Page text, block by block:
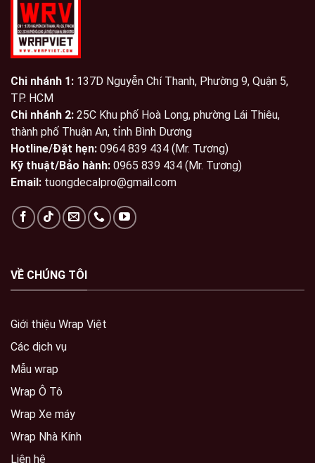
Chi nhánh 1: 137D Nguyễn Chí Thanh, Phường 9, Quận 5,
TP. HCM
Chi nhánh 2: 25C Khu phố Hoà Long, phường Lái Thiêu,
thành phố Thuận An, tỉnh Bình Dương
Hotline/Đặt hẹn: 0964 839 434 (Mr. Tương)
Kỹ thuật/Bảo hành: 0965 839 434 (Mr. Tương)
Email: tuongdecalpro@gmail.com
VỀ CHÚNG TÔI
Giới thiệu Wrap Việt
Các dịch vụ
Mẫu wrap
Wrap Ô Tô
Wrap Xe máy
Wrap Nhà Kính
Liên hệ